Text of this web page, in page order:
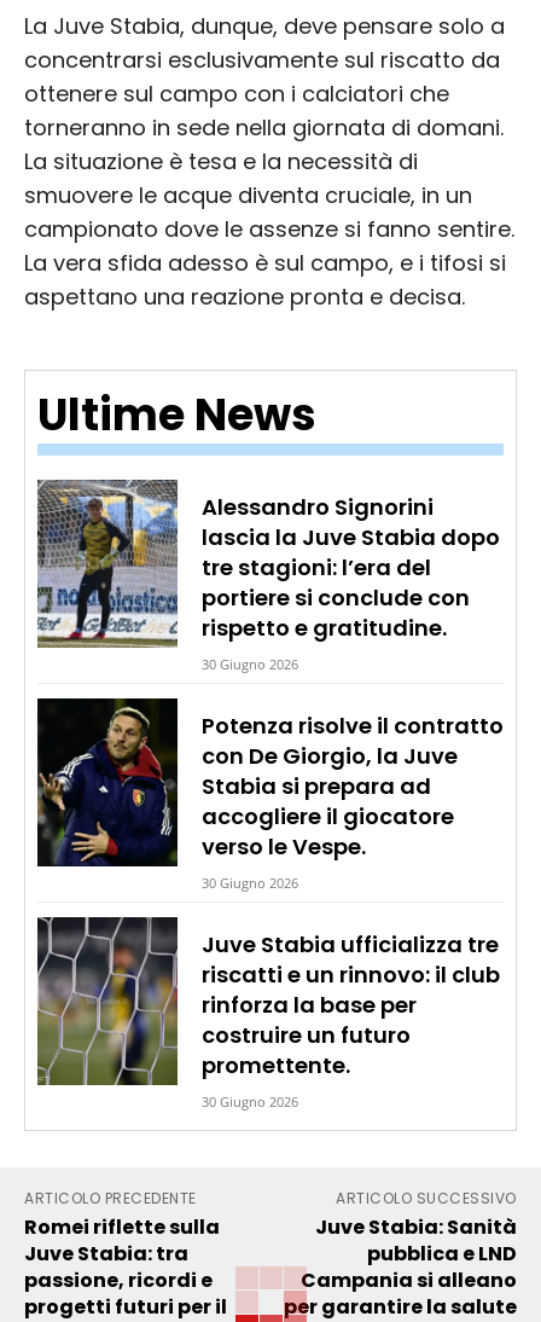
Ultime News
Alessandro Signorini
lascia la Juve Stabia dopo
tre stagioni: l’era del
portiere si conclude con
rispetto e gratitudine.
30 Giugno 2026
Potenza risolve il contratto
con De Giorgio, la Juve
Stabia si prepara ad
accogliere il giocatore
verso le Vespe.
30 Giugno 2026
Juve Stabia ufficializza tre
riscatti e un rinnovo: il club
rinforza la base per
costruire un futuro
promettente.
30 Giugno 2026
La Juve Stabia, dunque, deve pensare solo a
concentrarsi esclusivamente sul riscatto da
ottenere sul campo con i calciatori che
torneranno in sede nella giornata di domani.
La situazione è tesa e la necessità di
smuovere le acque diventa cruciale, in un
campionato dove le assenze si fanno sentire.
La vera sfida adesso è sul campo, e i tifosi si
aspettano una reazione pronta e decisa.
ARTICOLO PRECEDENTE
Romei riflette sulla
Juve Stabia: tra
passione, ricordi e
progetti futuri per il
ARTICOLO SUCCESSIVO
Juve Stabia: Sanità
pubblica e LND
Campania si alleano
per garantire la salute